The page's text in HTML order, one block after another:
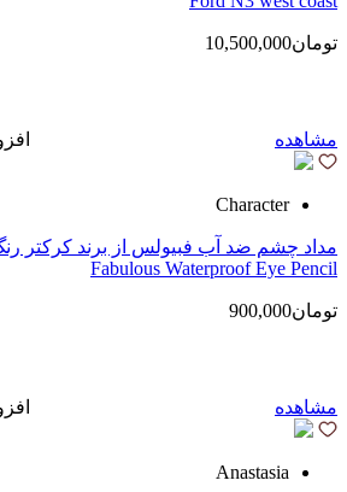
تومان10,500,000
مشاهده
Character
Fabulous Waterproof Eye Pencil
تومان900,000
مشاهده
Anastasia